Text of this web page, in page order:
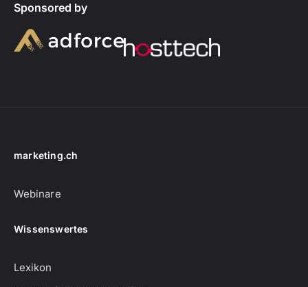
Sponsored by
marketing.ch
Webinare
Wissenswertes
Lexikon